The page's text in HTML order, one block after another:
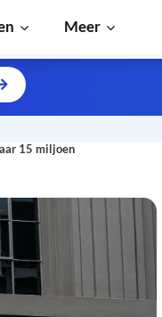
Meer
15 miljoen